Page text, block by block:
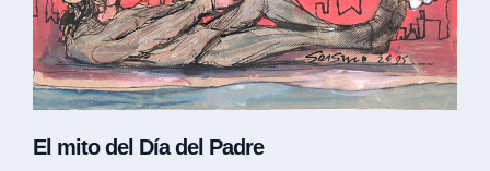
El mito del Día del Padre